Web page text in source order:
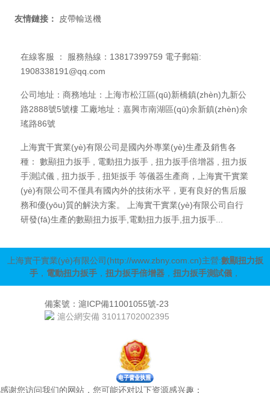
友情鏈接： 皮帶輸送機
在線客服 ：
服務熱線：13817399759 電子郵箱:
1908338191@qq.com
公司地址：商務地址：上海市松江區(qū)新橋鎮(zhèn)九新公
路2888號5號樓 工廠地址：嘉興市南湖區(qū)余新鎮(zhèn)余
瑤路86號
上海實干實業(yè)有限公司是國內外專業(yè)生產及銷售各
種： 數顯扭力扳手 , 電動扭力扳手 , 扭力扳手倍增器 , 扭力扳
手測試儀 , 扭力扳手 , 扭矩扳手 等儀器生產商，上海實干實業
(yè)有限公司不僅具有國內外的技術水平，更有良好的售后服
務和優(yōu)質的解決方案。 上海實干實業(yè)有限公司自行
研發(fā)生產的數顯扭力扳手,電動扭力扳手,扭力扳手...
上海實干實業(yè)有限公司 (http://www.zbny.com.cn)主營:數顯扭力扳
手 ， 電動扭力扳手 ， 扭力扳手倍增器 ， 扭力扳手測試儀 ，
備案號：滬ICP備11001055號-23
滬公網安備 31011702002395
感谢您访问我们的网站，您可能还对以下资源感兴趣：